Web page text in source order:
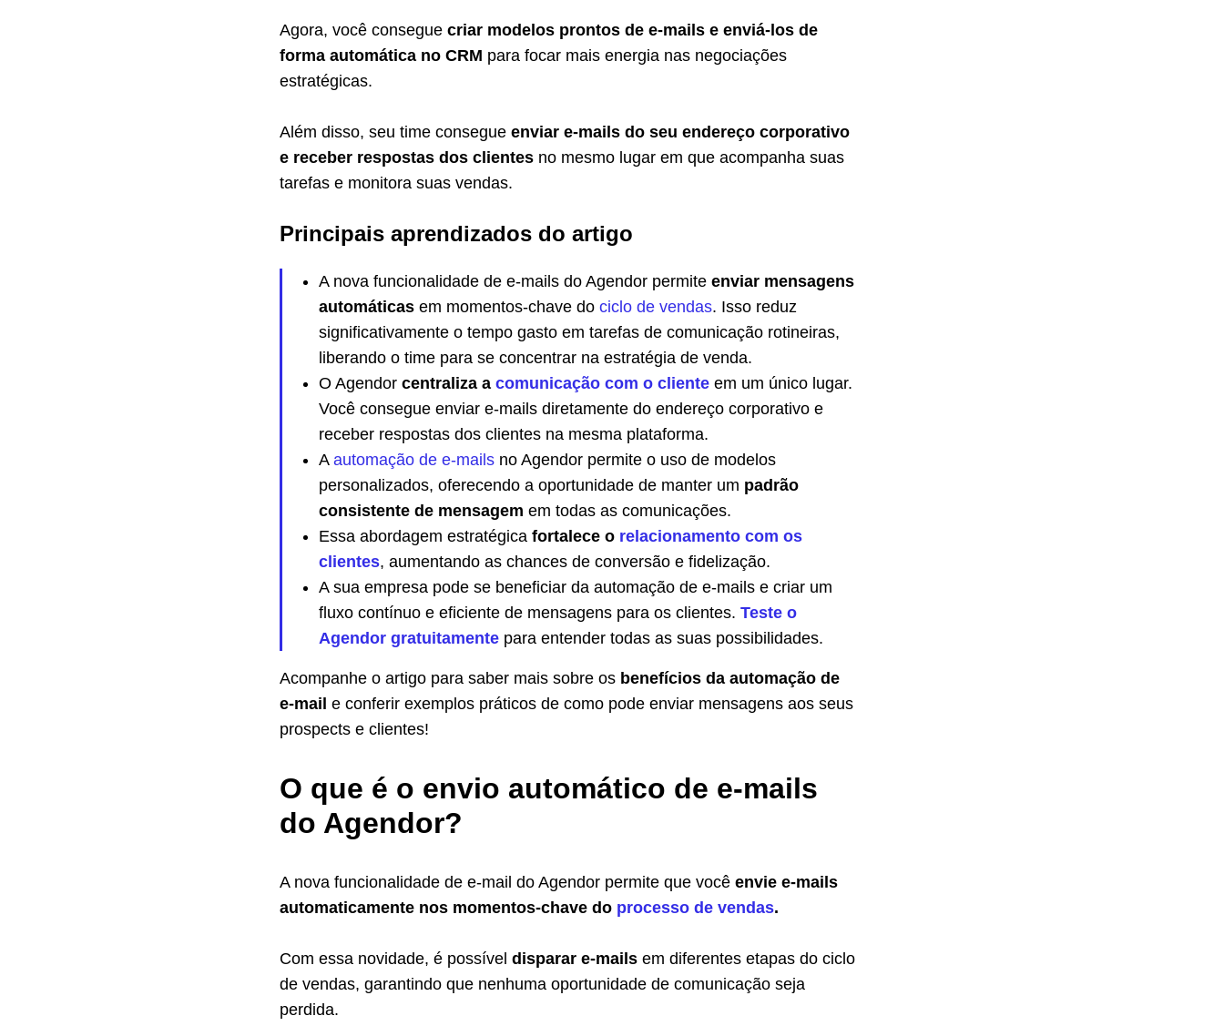
Agora, você consegue criar modelos prontos de e-mails e enviá-los de
forma automática no CRM para focar mais energia nas negociações
estratégicas.
Além disso, seu time consegue enviar e-mails do seu endereço corporativo
e receber respostas dos clientes no mesmo lugar em que acompanha suas
tarefas e monitora suas vendas.
Principais aprendizados do artigo
A nova funcionalidade de e-mails do Agendor permite enviar mensagens
automáticas em momentos-chave do ciclo de vendas. Isso reduz
significativamente o tempo gasto em tarefas de comunicação rotineiras,
liberando o time para se concentrar na estratégia de venda.
O Agendor centraliza a comunicação com o cliente em um único lugar.
Você consegue enviar e-mails diretamente do endereço corporativo e
receber respostas dos clientes na mesma plataforma.
A automação de e-mails no Agendor permite o uso de modelos
personalizados, oferecendo a oportunidade de manter um padrão
consistente de mensagem em todas as comunicações.
Essa abordagem estratégica fortalece o relacionamento com os
clientes, aumentando as chances de conversão e fidelização.
A sua empresa pode se beneficiar da automação de e-mails e criar um
fluxo contínuo e eficiente de mensagens para os clientes. Teste o
Agendor gratuitamente para entender todas as suas possibilidades.
Acompanhe o artigo para saber mais sobre os benefícios da automação de
e-mail e conferir exemplos práticos de como pode enviar mensagens aos seus
prospects e clientes!
O que é o envio automático de e-mails
do Agendor?
A nova funcionalidade de e-mail do Agendor permite que você envie e-mails
automaticamente nos momentos-chave do processo de vendas.
Com essa novidade, é possível disparar e-mails em diferentes etapas do ciclo
de vendas, garantindo que nenhuma oportunidade de comunicação seja
perdida.